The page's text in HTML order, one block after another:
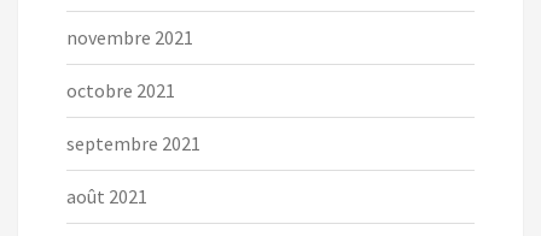
novembre 2021
octobre 2021
septembre 2021
août 2021